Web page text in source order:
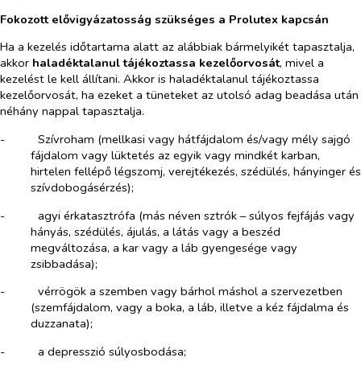
Fokozott elővigyázatosság szükséges a Prolutex kapcsán
Ha a kezelés időtartama alatt az alábbiak bármelyikét tapasztalja,
akkor haladéktalanul tájékoztassa kezelőorvosát, mivel a
kezelést le kell állítani. Akkor is haladéktalanul tájékoztassa
kezelőorvosát, ha ezeket a tüneteket az utolsó adag beadása után
néhány nappal tapasztalja.
-​
Szívroham (mellkasi vagy hátfájdalom és/vagy mély sajgó
fájdalom vagy lüktetés az egyik vagy mindkét karban,
hirtelen fellépő légszomj, verejtékezés, szédülés, hányinger és
szívdobogásérzés);
-​
agyi érkatasztrófa (más néven sztrók – súlyos fejfájás vagy
hányás, szédülés, ájulás, a látás vagy a beszéd
megváltozása, a kar vagy a láb gyengesége vagy
zsibbadása);
-​
vérrögök a szemben vagy bárhol máshol a szervezetben
(szemfájdalom, vagy a boka, a láb, illetve a kéz fájdalma és
duzzanata);
-​
a depresszió súlyosbodása;